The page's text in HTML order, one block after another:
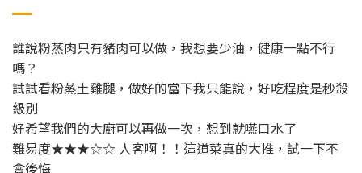
誰說粉蒸肉只有豬肉可以做，我想要少油，健康一點不行
嗎？
試試看粉蒸土雞腿，做好的當下我只能說，好吃程度是秒殺
級別
好希望我們的大廚可以再做一次，想到就嚥口水了
難易度★★★☆☆ 人客啊！！這道菜真的大推，試一下不
會後悔